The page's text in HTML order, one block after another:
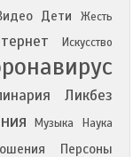
Дети
Жесть
Искусство
Ликбез
Музыка Наука
Персоны